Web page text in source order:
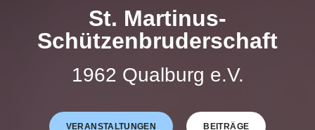
St. Martinus-
Schützenbruderschaft
1962 Qualburg e.V.
VERANSTALTUNGEN BEITRÄGE